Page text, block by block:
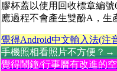
膠杯蓋以使用回收標章編號
應過程不會產生雙酚A，生
覺得Android中文輸入法(注
手機照相看照片不方便？→
覺得鬧鐘/行事曆有改進的